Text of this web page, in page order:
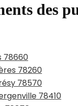
des
78660
78260
78570
78410